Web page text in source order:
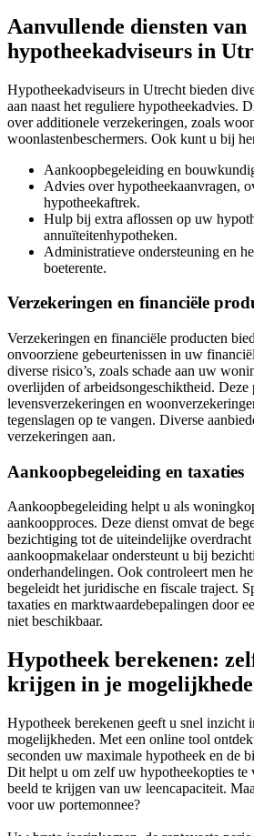
Aanvullende diensten van
hypotheekadviseurs in
Hypotheekadviseurs in Utrecht bieden
aan naast het reguliere hypotheekadvies.
over additionele verzekeringen, zoals
woonlastenbeschermers. Ook kunt u bij
Aankoopbegeleiding en
Advies over hypotheekaanvragen,
hypotheekaftrek.
Hulp bij extra aflossen op uw
annuïteitenhypotheken.
Administratieve ondersteuning en
boeterente.
Verzekeringen en financiële
Verzekeringen en financiële producten
onvoorziene gebeurtenissen in uw
diverse risico’s, zoals schade aan uw
overlijden of arbeidsongeschiktheid. Deze
levensverzekeringen en
tegenslagen op te vangen. Diverse
verzekeringen aan.
Aankoopbegeleiding en taxaties
Aankoopbegeleiding helpt u als
aankoopproces. Deze dienst omvat de
bezichtiging tot de uiteindelijke
aankoopmakelaar ondersteunt u bij
onderhandelingen. Ook controleert men
begeleidt het juridische en fiscale traject.
taxaties en marktwaardebepalingen door
niet beschikbaar.
Hypotheek berekenen:
krijgen in je
Hypotheek berekenen geeft u snel inzicht
mogelijkheden. Met een online tool
seconden uw maximale hypotheek en de
Dit helpt u om zelf uw hypotheekopties te
beeld te krijgen van uw leencapaciteit.
voor uw portemonnee?